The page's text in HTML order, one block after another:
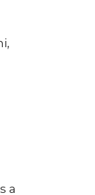
a